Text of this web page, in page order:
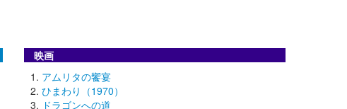
映画
アムリタの饗宴
ひまわり（1970）
ドラゴンへの道